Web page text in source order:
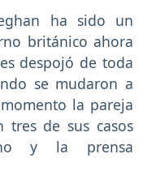
ha sido un
británico ahora
despojó de toda
se mudaron a
la pareja
de sus casos
y la prensa